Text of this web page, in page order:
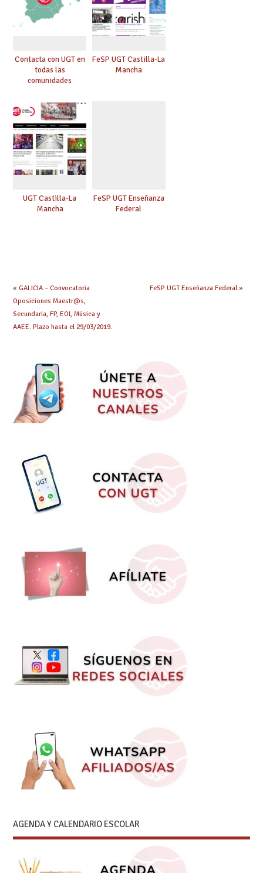
Contacta con UGT en
todas las
comunidades
FeSP UGT Castilla-La
Mancha
UGT Castilla-La
Mancha
FeSP UGT Enseñanza
Federal
« GALICIA – Convocatoria
Oposiciones Maestr@s,
Secundaria, FP, EOI, Música y
AAEE. Plazo hasta el 29/03/2019.
FeSP UGT Enseñanza Federal»
AGENDA Y CALENDARIO ESCOLAR